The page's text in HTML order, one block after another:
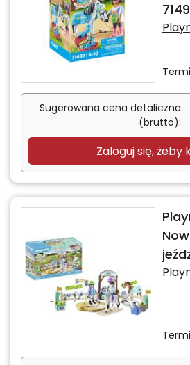
Sugerowana cena detaliczna
(brutto):
Zaloguj się, żeby